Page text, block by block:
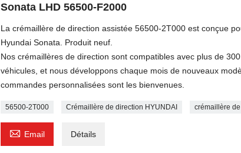
Sonata LHD 56500-F2000
La crémaillère de direction assistée 56500-2T000 est conçue
Hyundai Sonata. Produit neuf.
Nos crémaillères de direction sont compatibles avec plus de
véhicules, et nous développons chaque mois de nouveaux
commandes personnalisées sont les bienvenues.
56500-2T000 Crémaillère de direction HYUNDAI crémaillère
 Email Détails